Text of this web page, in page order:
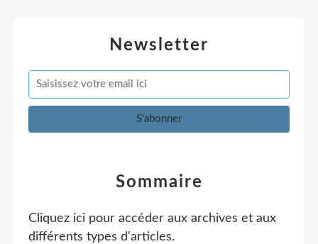
Newsletter
Sommaire
Cliquez ici pour accéder aux archives et aux
différents types d'articles.